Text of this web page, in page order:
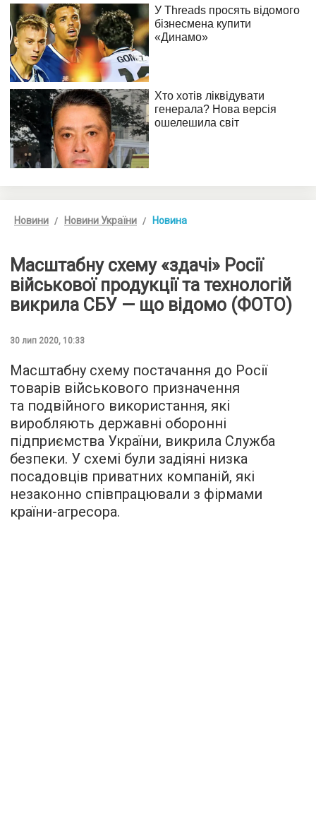
Новини Новини України Новина
Масштабну схему «здачі» Росії
військової продукції та технологій
викрила СБУ — що відомо (ФОТО)
30 лип 2020, 10:33
Масштабну схему постачання до Росії
товарів військового призначення
та подвійного використання, які
виробляють державні оборонні
підприємства України, викрила Служба
безпеки. У схемі були задіяні низка
посадовців приватних компаній, які
незаконно співпрацювали з фірмами
країни-агресора.